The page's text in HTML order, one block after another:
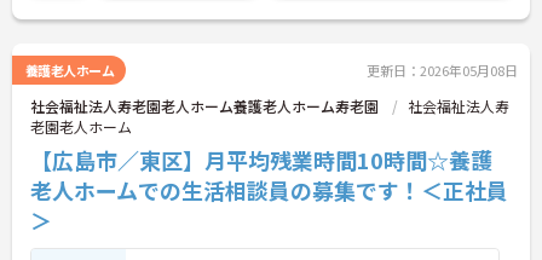
養護老人ホーム 更新日：2026年05月08日
社会福祉法人寿老園老人ホーム養護老人ホーム寿老園
社会福祉法人寿
老園老人ホーム
【広島市／東区】月平均残業時間10時間☆養護
老人ホームでの生活相談員の募集です！＜正社員
＞